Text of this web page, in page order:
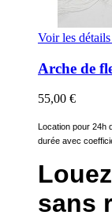
Voir les détails
Arche de
55,00 €
Location pour 24h
durée avec
sans